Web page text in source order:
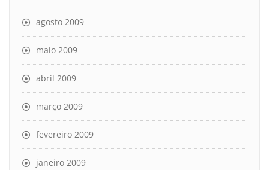
agosto 2009
maio 2009
abril 2009
março 2009
fevereiro 2009
janeiro 2009